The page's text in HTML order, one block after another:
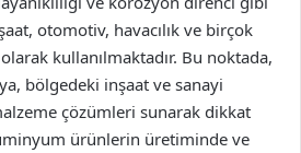
otomotiv, havacılık ve birçok
kullanılmaktadır. Bu noktada,
bölgedeki inşaat ve sanayi
çözümleri sunarak dikkat
ürünlerin üretiminde ve